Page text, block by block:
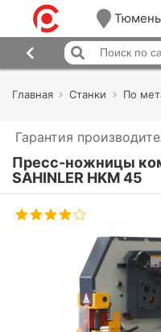
Тюмень
Главная Станки По
Гарантия
Пресс-ножницы
SAHINLER HKM 45